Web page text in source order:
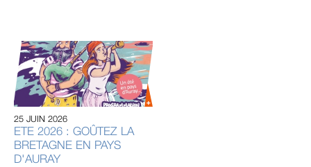
25 JUIN 2026
ETE 2026 : GOÛTEZ LA
BRETAGNE EN PAYS
D'AURAY